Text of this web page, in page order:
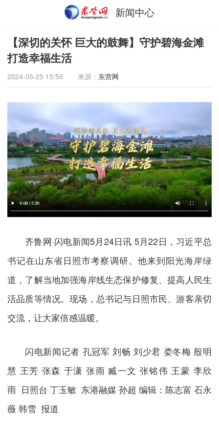
新闻中心
【深切的关怀 巨大的鼓舞】守护碧海金滩
打造幸福生活
2024-05-25 15:59 来源： 东营网
齐鲁网·闪电新闻5月24日讯 5月22日，习近平总
书记在山东省日照市考察调研。他来到阳光海岸绿
道，了解当地加强海岸线生态保护修复、提高人民生
活品质等情况。现场，总书记与日照市民、游客亲切
交流，让大家倍感温暖。
闪电新闻记者 孔冠军 刘畅 刘少君 娄冬梅 殷明
慧 王芳 张森 于潇 张雨 臧一文 张铭伟 王蒙 李欣
雨 日照台 丁玉敏 东港融媒 孙超 编辑：陈志富 石永
薇 韩雪 报道